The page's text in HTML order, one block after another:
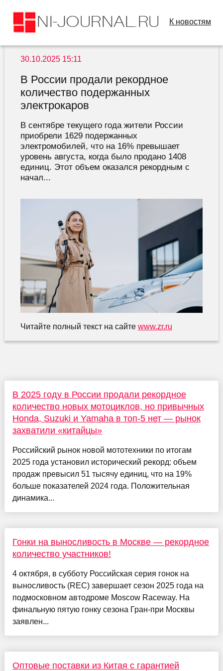
К новостям
30.10.2025 15:11
В России продали рекордное
количество подержанных
электрокаров
В сентябре текущего года жители России
приобрели 1629 подержанных
электромобилей, что на 16% превышает
уровень августа, когда было продано 1408
единиц. Этот объем оказался рекордным с
начал...
Читайте полный текст на сайте www.zr.ru
В 2025 году в России продали рекордное
количество новых мотоциклов, но привычных
Honda, Suzuki и Yamaha в топ-5 нет — рынок
захватили «китайцы»
Российский рынок новой мототехники по итогам
2025 года установил исторический рекорд: объем
продаж превысил 51 тысячу единиц, что на 19%
больше показателей 2024 года. Положительная
динамика...
Гонки на выносливость в Москве — рекордное
количество участников!
4 октября, в субботу Российская серия гонок на
выносливость (REC) завершает сезон 2025 года на
подмосковном автодроме Moscow Raceway. На
финальную пятую гонку сезона Гран-при Москвы
заявлен...
Оптовые поставки из Китая с гарантией